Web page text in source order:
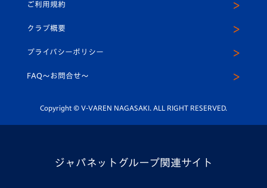
平和祈念活動
ホームタウン活動
スクール
ヴィヴィくんインスタグラム
公式LINE＠
ご利用規約
クラブ概要
プライバシーポリシー
FAQ〜お問合せ〜
Copyright © V-VAREN NAGASAKI. ALL RIGHT RESERVED.
ジャパネットグループ関連サイト